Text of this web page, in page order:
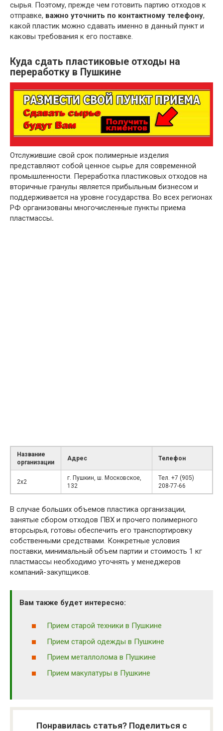
сырья. Поэтому, прежде чем готовить партию отходов к
отправке, важно уточнить по контактному телефону,
какой пластик можно сдавать именно в данный пункт и
каковы требования к его поставке.
Куда сдать пластиковые отходы на
переработку в Пушкине
Отслужившие свой срок полимерные изделия
представляют собой ценное сырье для современной
промышленности. Переработка пластиковых отходов на
вторичные гранулы является прибыльным бизнесом и
поддерживается на уровне государства. Во всех регионах
РФ организованы многочисленные пункты приема
пластмассы.
Название
организации
Адрес Телефон
2х2
г. Пушкин, ш. Московское,
132
Тел. +7 (905)
208-77-66
В случае больших объемов пластика организации,
занятые сбором отходов ПВХ и прочего полимерного
вторсырья, готовы обеспечить его транспортировку
собственными средствами. Конкретные условия
поставки, минимальный объем партии и стоимость 1 кг
пластмассы необходимо уточнять у менеджеров
компаний-закупщиков.
Вам также будет интересно:
Прием старой техники в Пушкине
Прием старой одежды в Пушкине
Прием металлолома в Пушкине
Прием макулатуры в Пушкине
Понравилась статья? Поделиться с